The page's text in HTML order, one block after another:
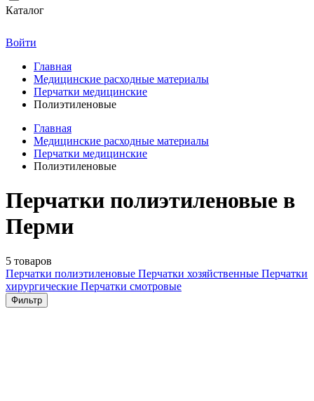
Каталог
Войти
Главная
Медицинские расходные материалы
Перчатки медицинские
Полиэтиленовые
Главная
Медицинские расходные материалы
Перчатки медицинские
Полиэтиленовые
Перчатки полиэтиленовые в
Перми
5 товаров
Перчатки полиэтиленовые Перчатки хозяйственные Перчатки
хирургические Перчатки смотровые
Фильтр